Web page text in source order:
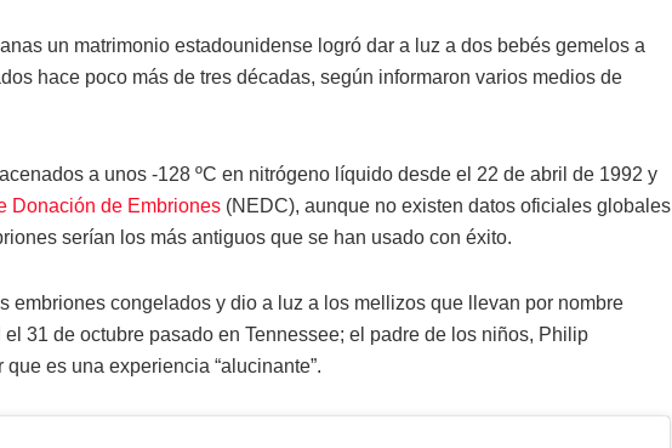
un matrimonio estadounidense logró dar a luz a dos bebés gemelos a
hace poco más de tres décadas, según informaron varios medios de
a unos -128 ºC en nitrógeno líquido desde el 22 de abril de 1992 y
Donación de Embriones (NEDC), aunque no existen datos oficiales globales
serían los más antiguos que se han usado con éxito.
embriones congelados y dio a luz a los mellizos que llevan por nombre
el 31 de octubre pasado en Tennessee; el padre de los niños, Philip
es una experiencia “alucinante”.